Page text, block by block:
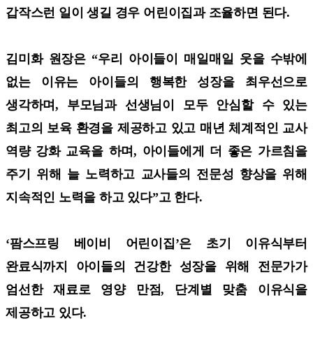
갑작스런 일이 생길 경우 어린이집과 조율하면 된다.
김미화 원장은 “우리 아이들이 매일매일 웃을 수밖에
없는 이유는 아이들의 행복한 성장을 최우선으로
생각하며, 부모님과 선생님이 모두 안심할 수 있는
최고의 보육 환경을 제공하고 있고 매년 체계적인 교사
역량 강화 교육을 하며, 아이들에게 더 좋은 가르침을
주기 위해 늘 노력하고 교사들의 전문성 향상을 위해
지속적인 노력을 하고 있다”고 한다.
‘팜스프링 베이비 어린이집’은 초기 이유식부터
완료식까지 아이들의 건강한 성장을 위해 전문가가
엄선한 재료로 영양 만점, 단계별 맞춤 이유식을
제공하고 있다.